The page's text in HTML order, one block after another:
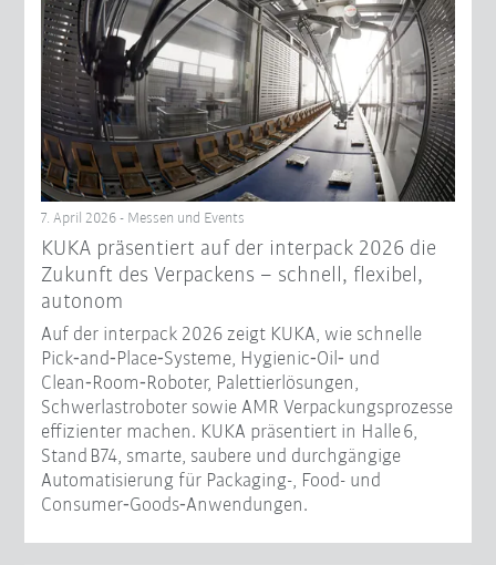
7. April 2026 - Messen und Events
KUKA präsentiert auf der interpack 2026 die
Zukunft des Verpackens – schnell, flexibel,
autonom
Auf der interpack 2026 zeigt KUKA, wie schnelle
Pick‑and‑Place‑Systeme, Hygienic‑Oil‑ und
Clean‑Room‑Roboter, Palettierlösungen,
Schwerlastroboter sowie AMR Verpackungsprozesse
effizienter machen. KUKA präsentiert in Halle 6,
Stand B74, smarte, saubere und durchgängige
Automatisierung für Packaging-, Food- und
Consumer‑Goods‑Anwendungen.